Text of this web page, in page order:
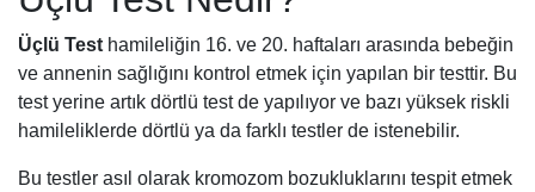
Üçlü Test hamileliğin 16. ve 20. haftaları arasında bebeğin
ve annenin sağlığını kontrol etmek için yapılan bir testtir. Bu
test yerine artık dörtlü test de yapılıyor ve bazı yüksek riskli
hamileliklerde dörtlü ya da farklı testler de istenebilir.
Bu testler asıl olarak kromozom bozukluklarını tespit etmek